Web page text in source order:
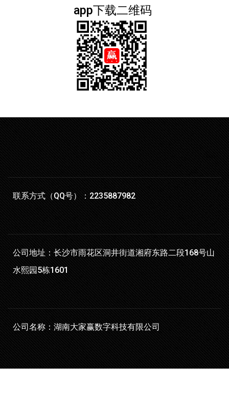
app下载二维码
联系方式（QQ号）：2235887982
公司地址：长沙市雨花区洞井街道湘府东路二段168号山
水熙园5栋1601
公司名称：湖南大家赢数字科技有限公司